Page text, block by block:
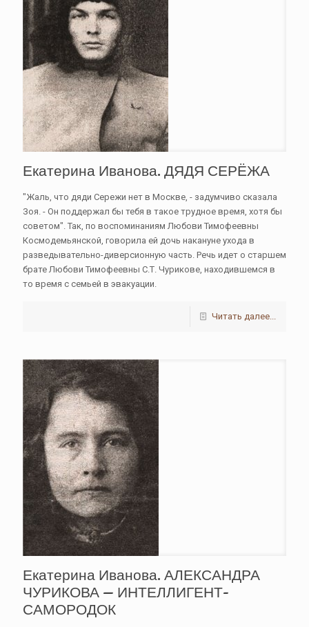
Екатерина Иванова. ДЯДЯ СЕРЁЖА
"Жаль, что дяди Сережи нет в Москве, - задумчиво сказала
Зоя. - Он поддержал бы тебя в такое трудное время, хотя бы
советом". Так, по воспоминаниям Любови Тимофеевны
Космодемьянской, говорила ей дочь накануне ухода в
разведывательно-диверсионную часть. Речь идет о старшем
брате Любови Тимофеевны С.Т. Чурикове, находившемся в
то время с семьей в эвакуации.
Читать далее...
Екатерина Иванова. АЛЕКСАНДРА
ЧУРИКОВА — ИНТЕЛЛИГЕНТ-
САМОРОДОК